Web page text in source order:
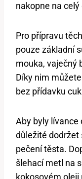
nakopne na celý
Pro přípravu
pouze základní
mouka, vaječný
Díky nim
bez přídavku
Aby byly lívance
důležité dodržet
pečení těsta.
šlehací metl na
kokosovém